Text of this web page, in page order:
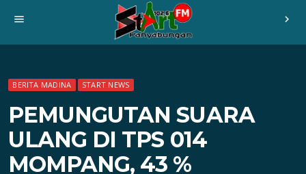
menu chevron_right
BERITA MADINA START NEWS
PEMUNGUTAN SUARA
ULANG DI TPS 014
MOMPANG, 43 %